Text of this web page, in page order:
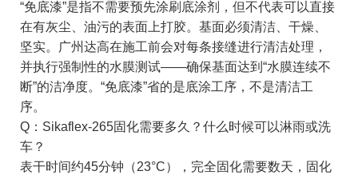
“免底漆”是指不需要预先涂刷底涂剂，但不代表可以直接
在有灰尘、油污的表面上打胶。基面必须清洁、干燥、
坚实。广州达高在施工前会对每条接缝进行清洁处理，
并执行强制性的水膜测试——确保基面达到“水膜连续不
断”的洁净度。“免底漆”省的是底涂工序，不是清洁工
序。
Q：Sikaflex-265固化需要多久？什么时候可以淋雨或洗
车？
表干时间约45分钟（23°C），完全固化需要数天，固化